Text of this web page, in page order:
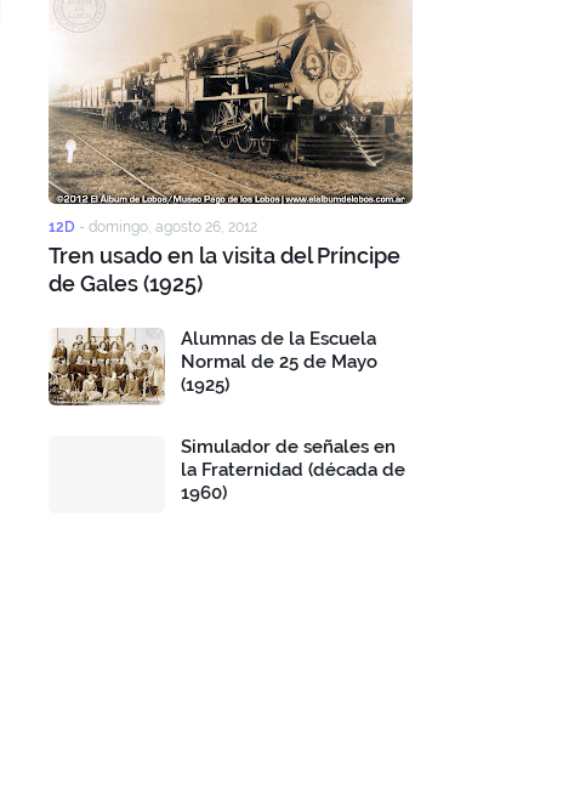
12D - domingo, agosto 26, 2012
Tren usado en la visita del Príncipe
de Gales (1925)
Alumnas de la Escuela
Normal de 25 de Mayo
(1925)
Simulador de señales en
la Fraternidad (década de
1960)